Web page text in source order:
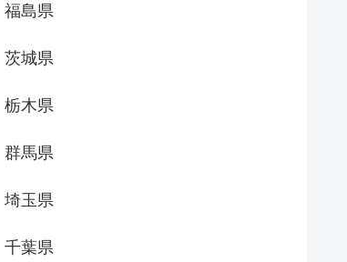
福島県
茨城県
栃木県
群馬県
埼玉県
千葉県